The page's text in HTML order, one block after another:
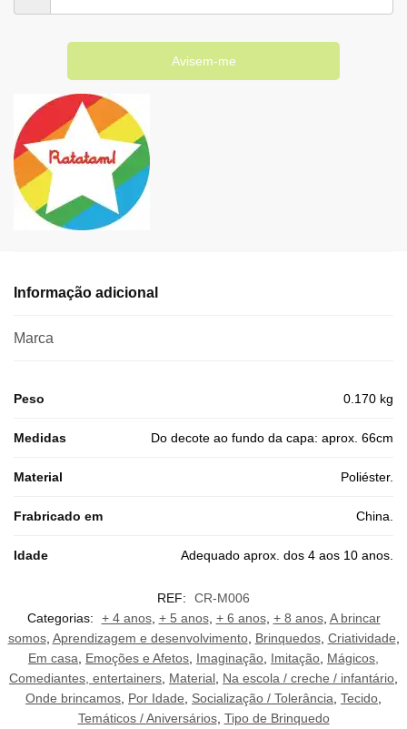
Avisem-me
Informação adicional
Marca
Peso 0.170 kg
Medidas Do decote ao fundo da capa: aprox. 66cm
Material Poliéster.
Frabricado em China.
Idade Adequado aprox. dos 4 aos 10 anos.
REF:
CR-M006
Categorias:
+ 4 anos, + 5 anos, + 6 anos, + 8 anos, A brincar
somos, Aprendizagem e desenvolvimento, Brinquedos, Criatividade
Em casa
Emoções e Afetos Imaginação Imitação Mágicos,
Comediantes, entertainers Material Na escola / creche / infantário
Onde brincamos Por Idade Socialização / Tolerância Tecido
Temáticos / Aniversários, Tipo de Brinquedo